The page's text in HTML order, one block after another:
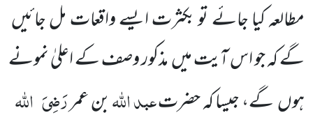
مطالعہ کیا جائے تو بکثرت ایسے واقعات مل جائیں
گے کہ جو اس آیت میں مذکور وصف کے اعلیٰ نمونے
ہوں گے، جیسا کہ حضرتعبد اللہبن عمررَضِیَ اللہ